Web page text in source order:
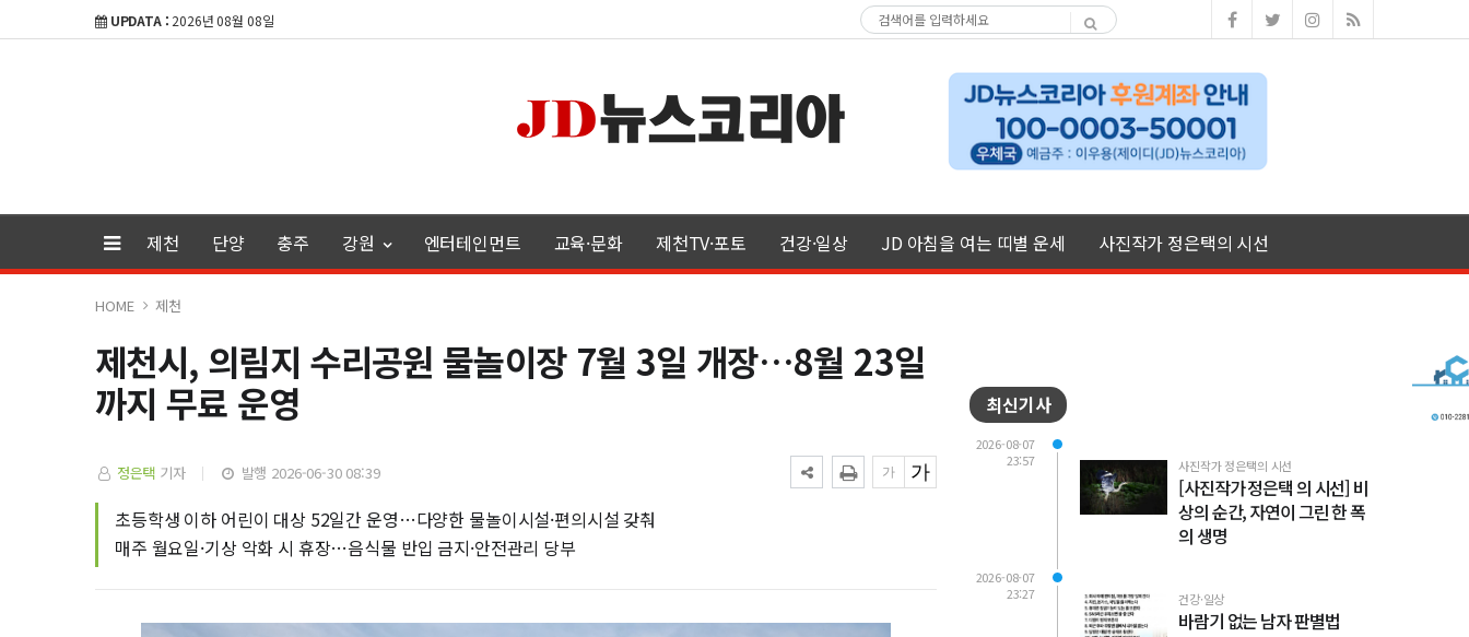
UPDATA : 2026년 08월 08일
제천 단양 충주 강원 엔터테인먼트 교육·문화 제천TV·포토 건강·일상 JD 아침을 여는 띠별 운세 사진작가 정은택의 시선
HOME 제천
제천시, 의림지 수리공원 물놀이장 7월 3일 개장…8월 23일
까지 무료 운영
정은택 기자 발행 2026-06-30 08:39
초등학생 이하 어린이 대상 52일간 운영…다양한 물놀이시설·편의시설 갖춰
매주 월요일·기상 악화 시 휴장…음식물 반입 금지·안전관리 당부
최신기사
2026-08-07
23:57
사진작가 정은택의 시선
[사진작가 정은택 의 시선] 비
상의 순간, 자연이 그린 한 폭
의 생명
2026-08-07
23:27
건강·일상
바람기 없는 남자 판별법